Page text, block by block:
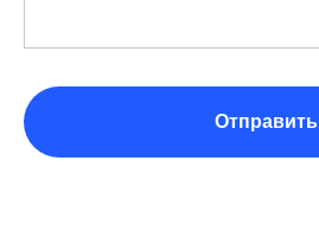
Отправить